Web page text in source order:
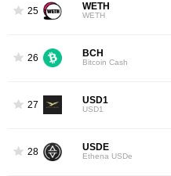
25 WETH
WETH
26 BCH
Bitcoin Cash
27 USD1
USD1
28 USDE
Ethena USDe